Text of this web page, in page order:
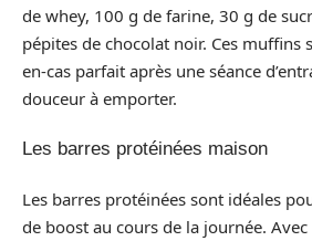
de whey, 100 g de farine, 30 g de
pépites de chocolat noir. Ces muffins
en-cas parfait après une séance
douceur à emporter.
Les barres protéinées maison
Les barres protéinées sont idéales
de boost au cours de la journée.